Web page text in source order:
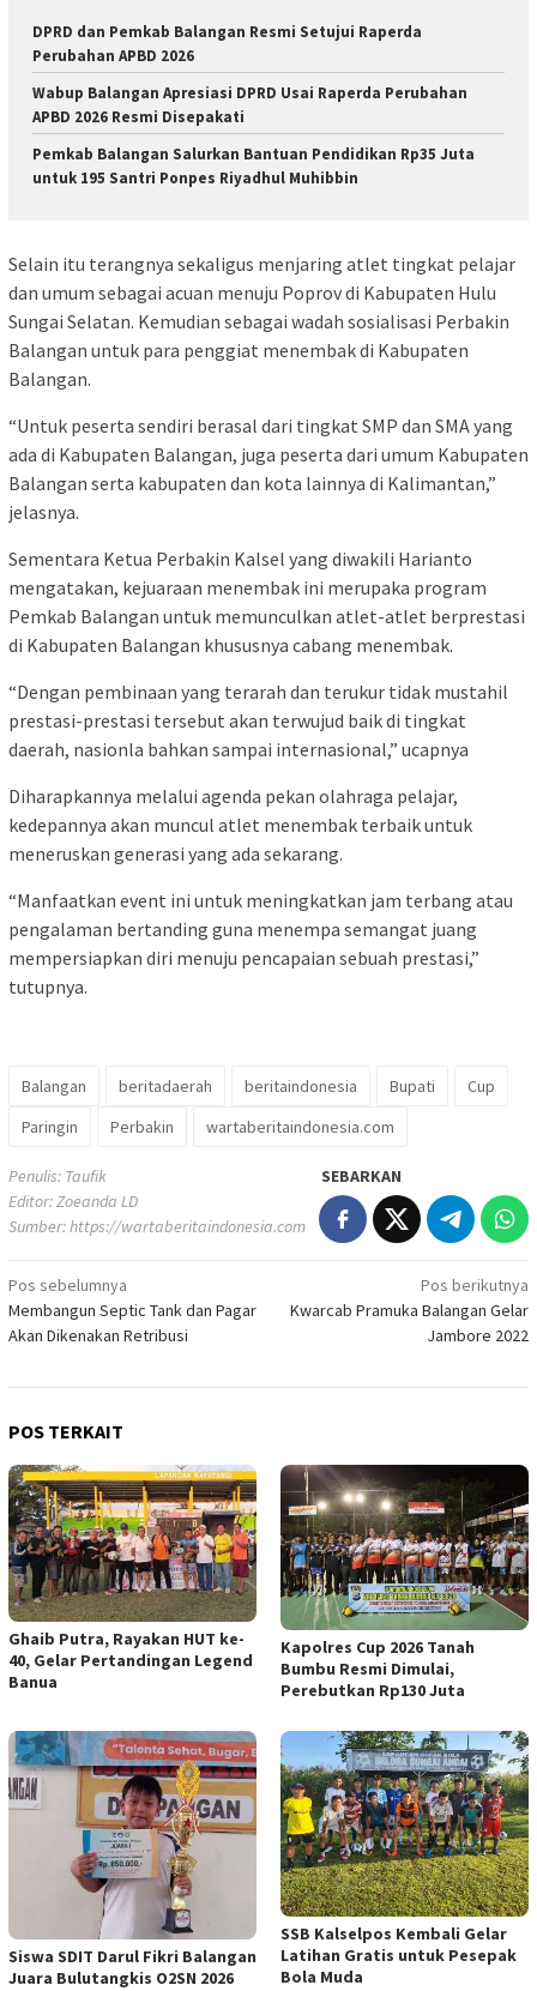
DPRD dan Pemkab Balangan Resmi Setujui Raperda
Perubahan APBD 2026
Wabup Balangan Apresiasi DPRD Usai Raperda Perubahan
APBD 2026 Resmi Disepakati
Pemkab Balangan Salurkan Bantuan Pendidikan Rp35 Juta
untuk 195 Santri Ponpes Riyadhul Muhibbin
Selain itu terangnya sekaligus menjaring atlet tingkat pelajar
dan umum sebagai acuan menuju Poprov di Kabupaten Hulu
Sungai Selatan. Kemudian sebagai wadah sosialisasi Perbakin
Balangan untuk para penggiat menembak di Kabupaten
Balangan.
“Untuk peserta sendiri berasal dari tingkat SMP dan SMA yang
ada di Kabupaten Balangan, juga peserta dari umum Kabupaten
Balangan serta kabupaten dan kota lainnya di Kalimantan,”
jelasnya.
Sementara Ketua Perbakin Kalsel yang diwakili Harianto
mengatakan, kejuaraan menembak ini merupaka program
Pemkab Balangan untuk memunculkan atlet-atlet berprestasi
di Kabupaten Balangan khususnya cabang menembak.
“Dengan pembinaan yang terarah dan terukur tidak mustahil
prestasi-prestasi tersebut akan terwujud baik di tingkat
daerah, nasionla bahkan sampai internasional,” ucapnya
Diharapkannya melalui agenda pekan olahraga pelajar,
kedepannya akan muncul atlet menembak terbaik untuk
meneruskan generasi yang ada sekarang.
“Manfaatkan event ini untuk meningkatkan jam terbang atau
pengalaman bertanding guna menempa semangat juang
mempersiapkan diri menuju pencapaian sebuah prestasi,”
tutupnya.
Balangan beritadaerah beritaindonesia Bupati
Cup
Paringin
Perbakin wartaberitaindonesia.com
Penulis: Taufik
Editor: Zoeanda LD
Sumber:https://wartaberitaindonesia.com
SEBARKAN
Navigasi
pos
Pos sebelumnya
Membangun Septic Tank dan Pagar
Akan Dikenakan Retribusi
Pos berikutnya
Kwarcab Pramuka Balangan Gelar
Jambore 2022
POS TERKAIT
Ghaib Putra, Rayakan HUT ke-
40, Gelar Pertandingan Legend
Banua
Kapolres Cup 2026 Tanah
Bumbu Resmi Dimulai,
Perebutkan Rp130 Juta
Siswa SDIT Darul Fikri Balangan
Juara Bulutangkis O2SN 2026
SSB Kalselpos Kembali Gelar
Latihan Gratis untuk Pesepak
Bola Muda